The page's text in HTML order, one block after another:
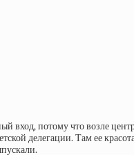
вход, потому что возле
делегации. Там ее